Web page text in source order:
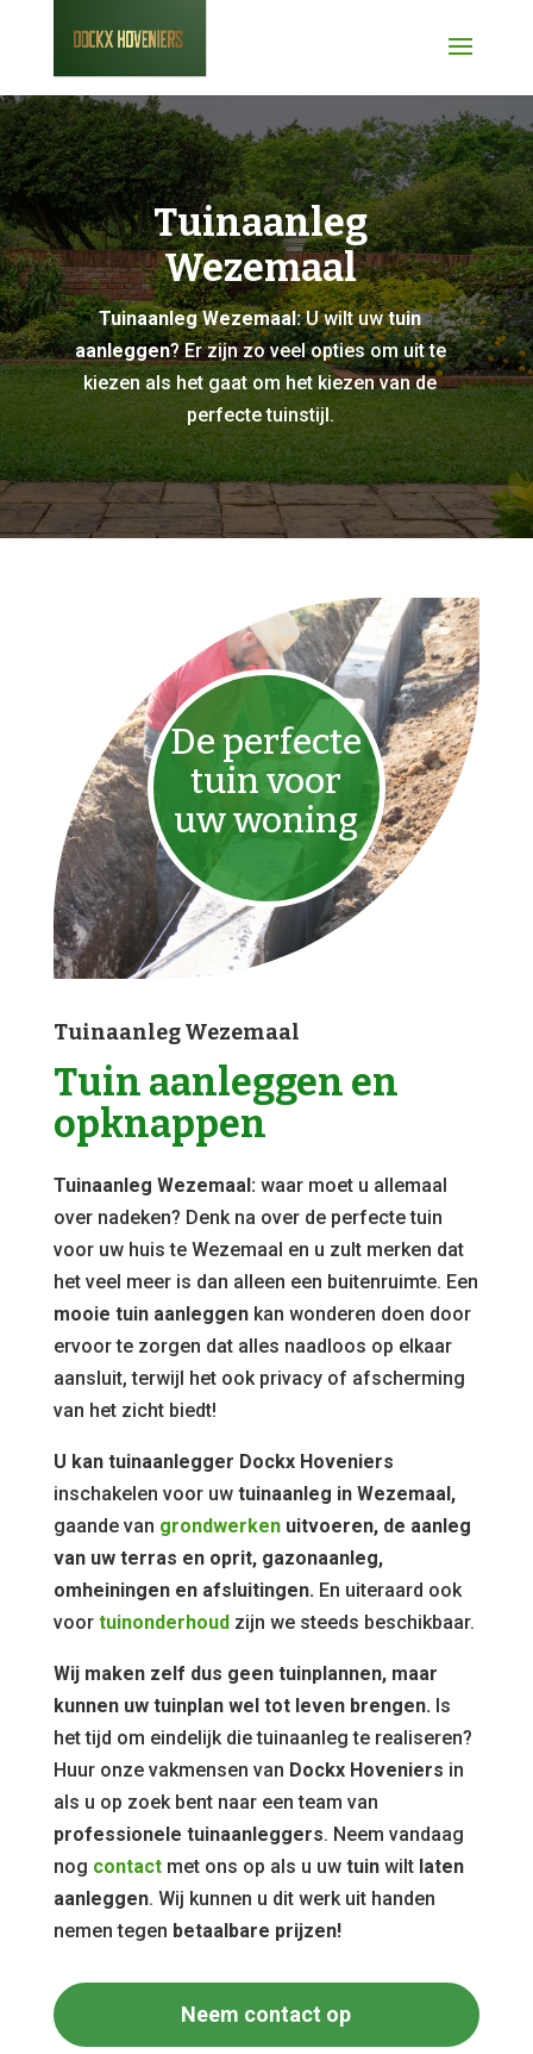
Tuinaanleg
Wezemaal
Tuinaanleg Wezemaal:U wilt uwtuin
aanleggen? Er zijn zo veel opties om uit te
kiezen als het gaat om het kiezen van de
perfecte tuinstijl.
De perfecte
tuin voor
uw woning
Tuinaanleg Wezemaal
Tuin aanleggen en
opknappen
Tuinaanleg Wezemaal:waar moet u allemaal
over nadeken? Denk na over de perfecte tuin
voor uw huis te Wezemaal en u zult merken dat
het veel meer is dan alleen een buitenruimte. Een
mooie tuin aanleggenkan wonderen doen door
ervoor te zorgen dat alles naadloos op elkaar
aansluit, terwijl het ook privacy of afscherming
van het zicht biedt!
U kan tuinaanlegger Dockx Hoveniers
inschakelen voor uwtuinaanleg in Wezemaal,
gaande van grondwerkenuitvoeren, de aanleg
van uw terras en oprit, gazonaanleg,
omheiningen en afsluitingen. En uiteraard ook
voor tuinonderhoudzijn we steeds beschikbaar.
Wij maken zelf dus geen tuinplannen, maar
kunnen uw tuinplan wel tot leven brengen. Is
het tijd om eindelijk die tuinaanleg te realiseren?
Huur onze vakmensen van Dockx Hoveniers in
als u op zoek bent naar een team van
professionele tuinaanleggers. Neem vandaag
nog contactmet ons op als u uw tuinwilt laten
aanleggen. Wij kunnen u dit werk uit handen
nemen tegen betaalbare prijzen!
Neem contact op